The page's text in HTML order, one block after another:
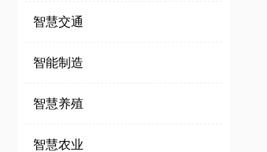
智慧交通
智能制造
智慧养殖
智慧农业